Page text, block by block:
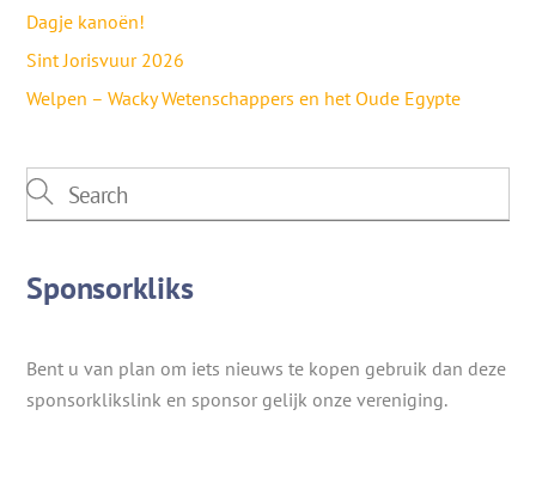
Dagje kanoën!
Sint Jorisvuur 2026
Welpen – Wacky Wetenschappers en het Oude Egypte
Sponsorkliks
Bent u van plan om iets nieuws te kopen gebruik dan deze
sponsorklikslink en sponsor gelijk onze vereniging.